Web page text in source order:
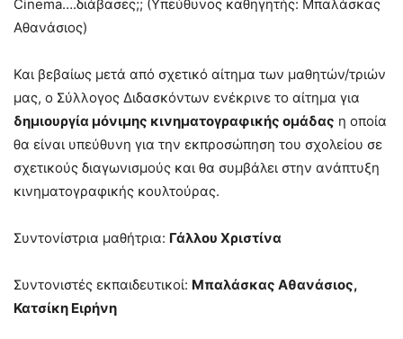
Cinema….διάβασες;; (Υπεύθυνος καθηγητής: Μπαλάσκας
Αθανάσιος)
Και βεβαίως μετά από σχετικό αίτημα των μαθητών/τριών
μας, ο Σύλλογος Διδασκόντων ενέκρινε το αίτημα για
δημιουργία μόνιμης κινηματογραφικής ομάδας η οποία
θα είναι υπεύθυνη για την εκπροσώπηση του σχολείου σε
σχετικούς διαγωνισμούς και θα συμβάλει στην ανάπτυξη
κινηματογραφικής κουλτούρας.
Συντονίστρια μαθήτρια: Γάλλου Χριστίνα
Συντονιστές εκπαιδευτικοί: Μπαλάσκας Αθανάσιος,
Κατσίκη Ειρήνη